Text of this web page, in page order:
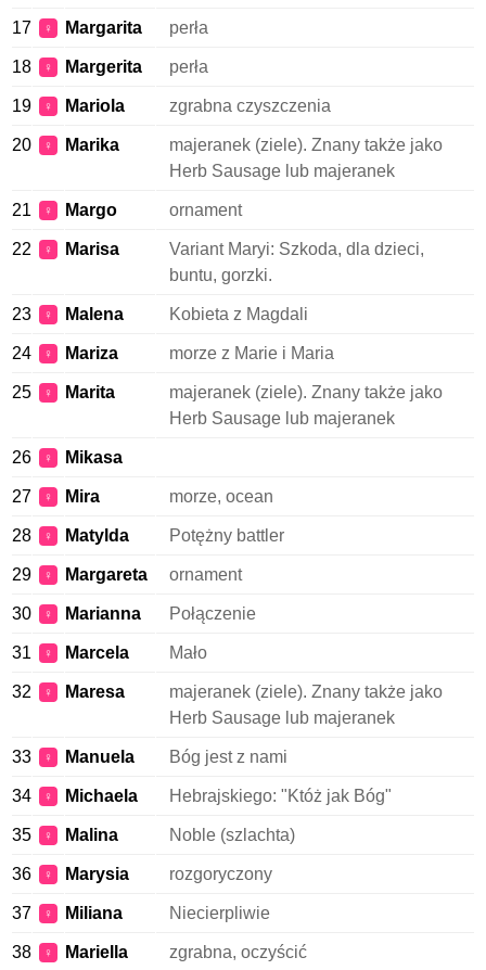
17 ♀ Margarita perła
18 ♀ Margerita perła
19 ♀ Mariola zgrabna czyszczenia
20 ♀ Marika
majeranek (ziele). Znany także jako
Herb Sausage lub majeranek
21 ♀ Margo ornament
22 ♀ Marisa
Variant Maryi: Szkoda, dla dzieci,
buntu, gorzki.
23 ♀ Malena Kobieta z Magdali
24 ♀ Mariza morze z Marie i Maria
25 ♀ Marita
majeranek (ziele). Znany także jako
Herb Sausage lub majeranek
26 ♀ Mikasa
27 ♀ Mira morze, ocean
28 ♀ Matylda Potężny battler
29 ♀ Margareta ornament
30 ♀ Marianna Połączenie
31 ♀ Marcela Mało
32 ♀ Maresa
majeranek (ziele). Znany także jako
Herb Sausage lub majeranek
33 ♀ Manuela Bóg jest z nami
34 ♀ Michaela Hebrajskiego: "Któż jak Bóg"
35 ♀ Malina Noble (szlachta)
36 ♀ Marysia rozgoryczony
37 ♀ Miliana Niecierpliwie
38 ♀ Mariella zgrabna, oczyścić